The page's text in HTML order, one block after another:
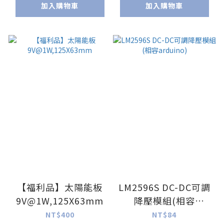
加入購物車 加入購物車
【福利品】太陽能板
9V@1W,125X63mm
NT$400
LM2596S DC-DC可調
降壓模組(相容
arduino)
NT$84